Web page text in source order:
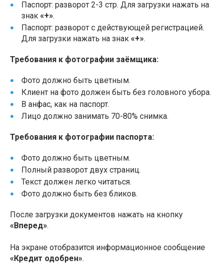
Паспорт: разворот 2-3 стр. Для загрузки нажать на
знак «+».
Паспорт: разворот с действующей регистрацией.
Для загрузки нажать на знак «+».
Требования к фотографии заёмщика:
Фото должно быть цветным.
Клиент на фото должен быть без головного убора.
В анфас, как на паспорт.
Лицо должно занимать 70-80% снимка.
Требования к фотографии паспорта:
Фото должно быть цветным.
Полный разворот двух страниц.
Текст должен легко читаться.
Фото должно быть без бликов.
После загрузки документов нажать на кнопку
«Вперед».
На экране отобразится информационное сообщение
«Кредит одобрен».